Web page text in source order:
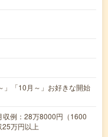
「10月～」お好きな開始
例：28万8000円（1600
万円以上